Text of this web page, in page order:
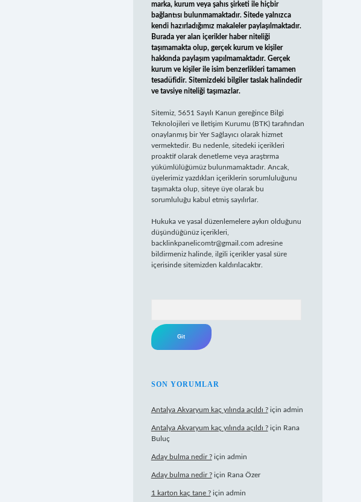
marka, kurum veya şahıs şirketi ile hiçbir
bağlantısı bulunmamaktadır. Sitede yalnızca
kendi hazırladığımız makaleler paylaşılmaktadır.
Burada yer alan içerikler haber niteliği
taşımamakta olup, gerçek kurum ve kişiler
hakkında paylaşım yapılmamaktadır. Gerçek
kurum ve kişiler ile isim benzerlikleri tamamen
tesadüfidir. Sitemizdeki bilgiler taslak halindedir
ve tavsiye niteliği taşımazlar.
Sitemiz, 5651 Sayılı Kanun gereğince Bilgi
Teknolojileri ve İletişim Kurumu (BTK) tarafından
onaylanmış bir Yer Sağlayıcı olarak hizmet
vermektedir. Bu nedenle, sitedeki içerikleri
proaktif olarak denetleme veya araştırma
yükümlülüğümüz bulunmamaktadır. Ancak,
üyelerimiz yazdıkları içeriklerin sorumluluğunu
taşımakta olup, siteye üye olarak bu
sorumluluğu kabul etmiş sayılırlar.
Hukuka ve yasal düzenlemelere aykırı olduğunu
düşündüğünüz içerikleri,
backlinkpanelicomtr@gmail.com adresine
bildirmeniz halinde, ilgili içerikler yasal süre
içerisinde sitemizden kaldırılacaktır.
SON YORUMLAR
Antalya Akvaryum kaç yılında açıldı ?için admin
Antalya Akvaryum kaç yılında açıldı ?için Rana
Buluç
Aday bulma nedir ?için admin
Aday bulma nedir ?için Rana Özer
1 karton kaç tane ?için admin